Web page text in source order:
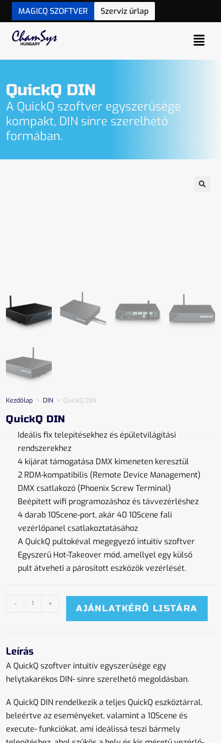
MAGICQ SZOFTVER Szerviz űrlap
QuickQ DIN
A QuickQ szoftver egyszerűsége
kompakt, DIN sínre szerelhető
formában.
Kezdőlap > DIN > QuickQ DIN
QuickQ DIN
Ideális fix telepítésekhez és épületvilágítási
rendszerekhez
4 kijárat támogatása DMX kimeneten keresztül
2 RDM-kompatibilis (Remote Device Management)
DMX csatlakozó (Phoenix Screw Terminal)
Beépített wifi programozáshoz és távvezérléshez
4 darab 10Scene-port, akár 40 10Scene fali
vezérlőpanel csatlakoztatásához
A QuickQ pultokéval megegyező intuitív szoftver
Egyszerű Hot-Takeover mód, amellyel egy külső
pult átveheti a párosított eszközök vezérlését.
- + AJÁNLATKÉRŐ LISTÁRA
Leírás
A QuickQ szoftver intuitív egyszerűsége egy
helytakarékos DIN- sínre szerelhető megoldásban.
A QuickQ DIN rendelkezik a teljes QuickQ eszköztárral,
beleértve az eseményeket, valamint a 10Scene és
execute- funkciókat, ami ideálissá teszi bármely